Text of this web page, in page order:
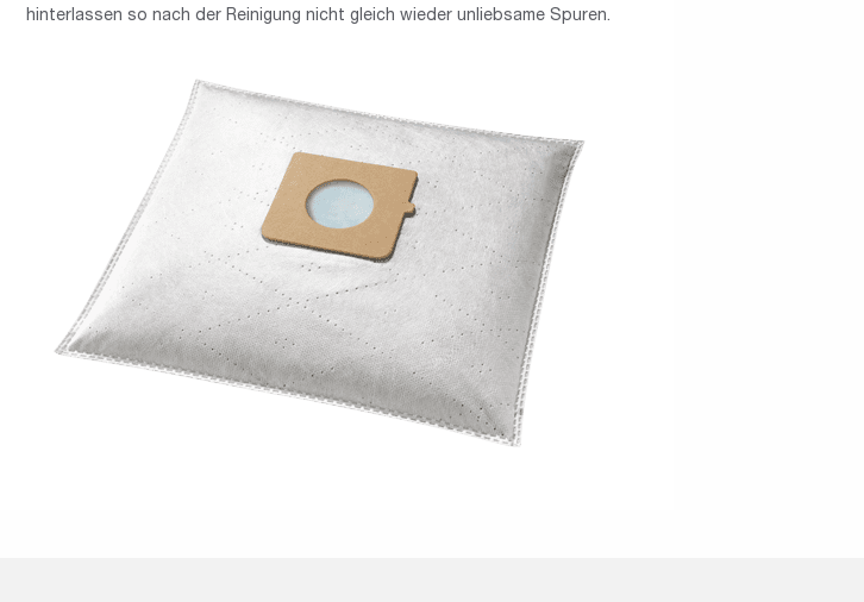
hinterlassen so nach der Reinigung nicht gleich wieder unliebsame Spuren.